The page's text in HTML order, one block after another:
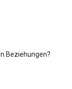
Beziehungen?